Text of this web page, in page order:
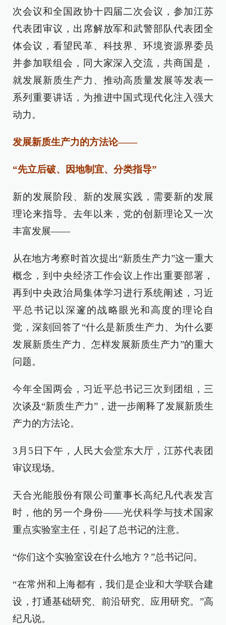
次会议和全国政协十四届二次会议，参加江苏
代表团审议，出席解放军和武警部队代表团全
体会议，看望民革、科技界、环境资源界委员
并参加联组会，同大家深入交流，共商国是，
就发展新质生产力、推动高质量发展等发表一
系列重要讲话，为推进中国式现代化注入强大
动力。
发展新质生产力的方法论——
“先立后破、因地制宜、分类指导”
新的发展阶段、新的发展实践，需要新的发展
理论来指导。去年以来，党的创新理论又一次
丰富发展——
从在地方考察时首次提出“新质生产力”这一重大
概念，到中央经济工作会议上作出重要部署，
再到中央政治局集体学习进行系统阐述，习近
平总书记以深邃的战略眼光和高度的理论自
觉，深刻回答了“什么是新质生产力、为什么要
发展新质生产力、怎样发展新质生产力”的重大
问题。
今年全国两会，习近平总书记三次到团组，三
次谈及“新质生产力”，进一步阐释了发展新质生
产力的方法论。
3月5日下午，人民大会堂东大厅，江苏代表团
审议现场。
天合光能股份有限公司董事长高纪凡代表发言
时，他的另一个身份——光伏科学与技术国家
重点实验室主任，引起了总书记的注意。
“你们这个实验室设在什么地方？”总书记问。
“在常州和上海都有，我们是企业和大学联合建
设，打通基础研究、前沿研究、应用研究。”高
纪凡说。